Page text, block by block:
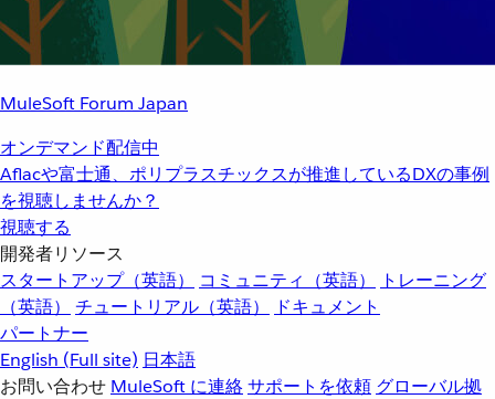
MuleSoft Forum Japan
オンデマンド配信中
Aflacや富士通、ポリプラスチックスが推進しているDXの事例
を視聴しませんか？
視聴する
開発者リソース
スタートアップ（英語）
コミュニティ（英語）
トレーニング
（英語）
チュートリアル（英語）
ドキュメント
パートナー
English (Full site) 日本語
お問い合わせ MuleSoft に連絡サポートを依頼 グローバル拠